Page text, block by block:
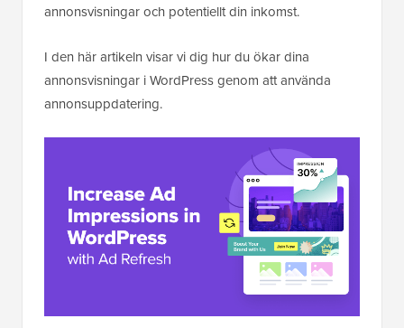
annonsvisningar och potentiellt din inkomst.
I den här artikeln visar vi dig hur du ökar dina
annonsvisningar i WordPress genom att använda
annonsuppdatering.